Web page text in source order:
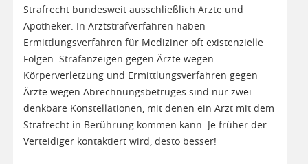
Strafrecht bundesweit ausschließlich Ärzte und
Apotheker. In Arztstrafverfahren haben
Ermittlungsverfahren für Mediziner oft existenzielle
Folgen. Strafanzeigen gegen Ärzte wegen
Körperverletzung und Ermittlungsverfahren gegen
Ärzte wegen Abrechnungsbetruges sind nur zwei
denkbare Konstellationen, mit denen ein Arzt mit dem
Strafrecht in Berührung kommen kann. Je früher der
Verteidiger kontaktiert wird, desto besser!